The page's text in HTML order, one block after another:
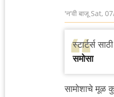
'न'वी बाजूSat,
स्टार्टर्स
समोसा
सामोशाचे मूळ